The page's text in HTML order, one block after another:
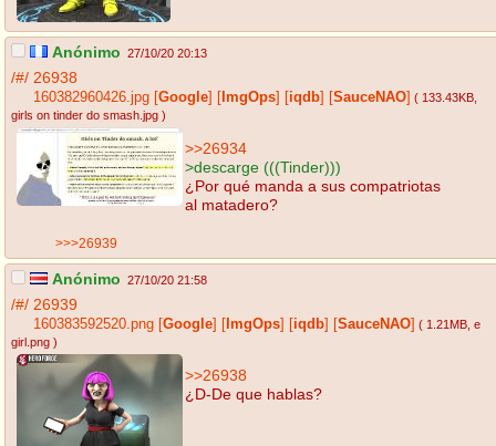
Anónimo 27/10/20 20:13
/#/ 26938
160382960426.jpg Google ImgOps iqdb SauceNAO ( 133.43KB
girls on tinder do smash.jpg )
>>26934
>descarge (((Tinder)))
¿Por qué manda a sus compatriotas
al matadero?
>>>26939
Anónimo 27/10/20 21:58
/#/ 26939
160383592520.png Google ImgOps iqdb SauceNAO ( 1.21MB , e
girl.png )
>>26938
¿D-De que hablas?